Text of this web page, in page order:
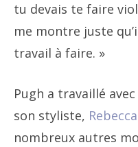
tu devais te faire
me montre juste
travail à faire. »
Pugh a travaillé
son styliste,
nombreux autres